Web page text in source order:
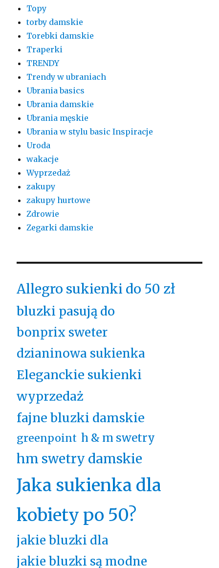
Topy
torby damskie
Torebki damskie
Traperki
TRENDY
Trendy w ubraniach
Ubrania basics
Ubrania damskie
Ubrania męskie
Ubrania w stylu basic Inspiracje
Uroda
wakacje
Wyprzedaż
zakupy
zakupy hurtowe
Zdrowie
Zegarki damskie
Allegro sukienki do 50 zł
bluzki pasują do
bonprix sweter
dzianinowa sukienka
Eleganckie sukienki
wyprzedaż
fajne bluzki damskie
greenpoint h & m swetry
hm swetry damskie
Jaka sukienka dla
kobiety po 50?
jakie bluzki dla
jakie bluzki są modne